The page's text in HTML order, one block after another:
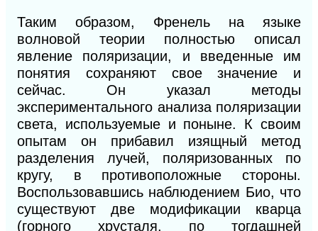
Таким образом, Френель на языке
волновой теории полностью описал
явление поляризации, и введенные им
понятия сохраняют свое значение и
сейчас. Он указал методы
экспериментального анализа поляризации
света, используемые и поныне. К своим
опытам он прибавил изящный метод
разделения лучей, поляризованных по
кругу, в противоположные стороны.
Воспользовавшись наблюдением Био, что
существуют две модификации кварца
(горного хрусталя, по тогдашней